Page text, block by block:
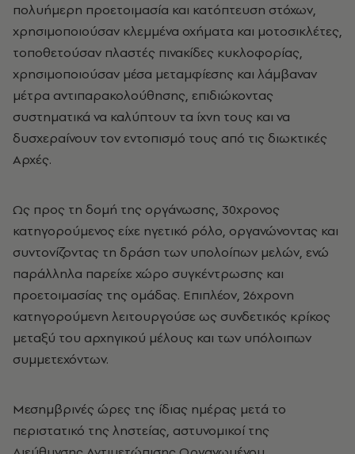
πολυήμερη προετοιμασία και κατόπτευση στόχων,
χρησιμοποιούσαν κλεμμένα οχήματα και μοτοσικλέτες,
τοποθετούσαν πλαστές πινακίδες κυκλοφορίας,
χρησιμοποιούσαν μέσα μεταμφίεσης και λάμβαναν
μέτρα αντιπαρακολούθησης, επιδιώκοντας
συστηματικά να καλύπτουν τα ίχνη τους και να
δυσχεραίνουν τον εντοπισμό τους από τις διωκτικές
Αρχές.
Ως προς τη δομή της οργάνωσης, 30χρονος
κατηγορούμενος είχε ηγετικό ρόλο, οργανώνοντας και
συντονίζοντας τη δράση των υπολοίπων μελών, ενώ
παράλληλα παρείχε χώρο συγκέντρωσης και
προετοιμασίας της ομάδας. Επιπλέον, 26χρονη
κατηγορούμενη λειτουργούσε ως συνδετικός κρίκος
μεταξύ του αρχηγικού μέλους και των υπόλοιπων
συμμετεχόντων.
Μεσημβρινές ώρες της ίδιας ημέρας μετά το
περιστατικό της ληστείας, αστυνομικοί της